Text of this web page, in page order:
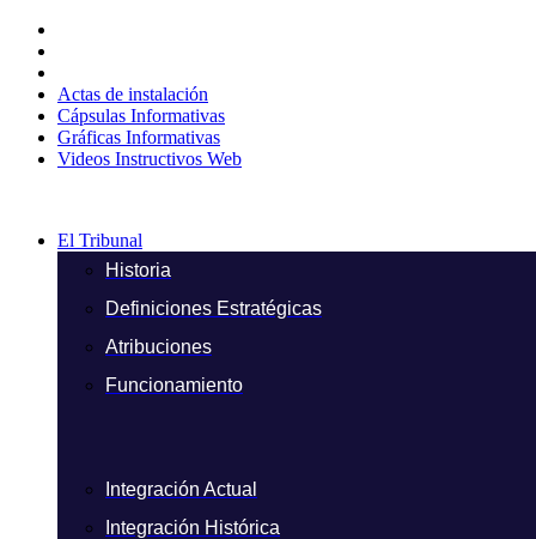
contenido
Actas de instalación
Cápsulas Informativas
Gráficas Informativas
Videos Instructivos Web
El Tribunal
Historia
Definiciones Estratégicas
Atribuciones
Funcionamiento
Integración Actual
Integración Histórica